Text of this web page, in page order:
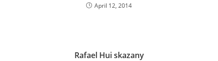
April 12, 2014
Rafael Hui skazany